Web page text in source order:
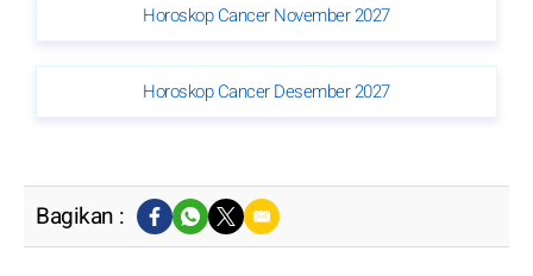
Horoskop Cancer November 2027
Horoskop Cancer Desember 2027
Bagikan :